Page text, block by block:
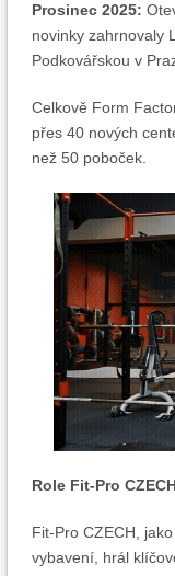
Prosinec 2025:
novinky zahrnovaly
Podkovářskou v
Celkově Form
přes 40 nových
než 50 poboček.
Role Fit-Pro
Fit-Pro CZECH,
vybavení, hrál